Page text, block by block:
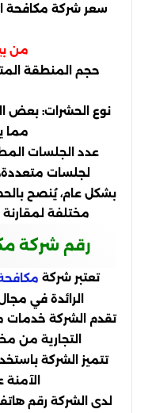
سعر شركة مكافحة
من
حجم المنطقة
نوع الحشرات: بعض
مما
عدد الجلسات
لجلسات متعددة،
بشكل عام، يُنصح
مختلفة
رقم شركة
تعتبر شركة
الرائدة في
تقدم الشركة خدمات
التجارية من
تتميز الشركة
لدى الشركة رقم